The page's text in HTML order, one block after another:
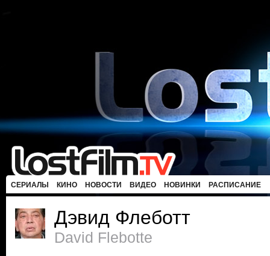
СЕРИАЛЫ КИНО НОВОСТИ ВИДЕО НОВИНКИ РАСПИСАНИЕ
Дэвид Флеботт
David Flebotte